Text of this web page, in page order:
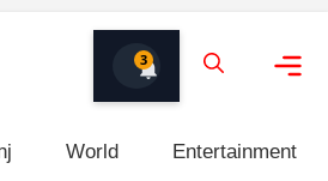
3
World Entertainment